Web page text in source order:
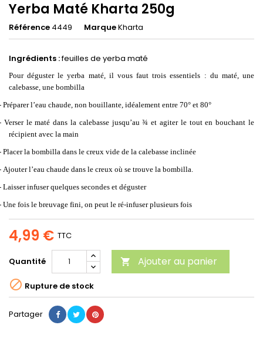
Yerba Maté Kharta 250g
Référence 4449 MarqueKharta
Ingrédients :feuilles de yerba maté
Pour déguster le yerba maté, il vous faut trois essentiels : du maté, une
calebasse, une bombilla
Préparer l’eau chaude, non bouillante, idéalement entre 70° et 80°
Verser le maté dans la calebasse jusqu’au ¾ et agiter le tout en bouchant le
récipient avec la main
Placer la bombilla dans le creux vide de la calebasse inclinée
Ajouter l’eau chaude dans le creux où se trouve la bombilla.
Laisser infuser quelques secondes et déguster
Une fois le breuvage fini, on peut le ré-infuser plusieurs fois
4,99 € TTC
Quantité  Ajouter au panier
 Rupture de stock
Partager